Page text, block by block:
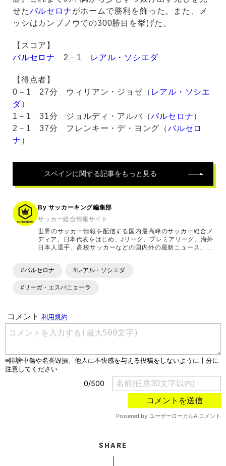
せたバルセロナがホームで勝利を飾った。また、メ
ッシはカンプノウでの300勝目を挙げた。
【スコア】
バルセロナ
2－1 レアル・ソシエダ
【得点者】
0－1 27分 ウィリアン・ジョゼ（ レアル・ソシエ
ダ）
1－1 31分 ジョルディ・アルバ（バルセロナ）
2－1 37分 フレンキー・デ・ヨング（バルセロ
ナ ）
スペインに関する記事をもっと見る
By サッカーキング編集部
サッカー総合情報サイト
世界のサッカー情報を配信する国内最高峰のサッカー総合メ
ディア。日本代表をはじめ、Jリーグ、プレミアリーグ、海外
日本人選手、高校サッカーなどの国内外の最新ニュース、コ
ます。「X」「Instagram」「YouTube」「TikTok」など、
#バルセロナ #レアル・ソシエダ
#リーガ・エスパニョーラ
SHARE